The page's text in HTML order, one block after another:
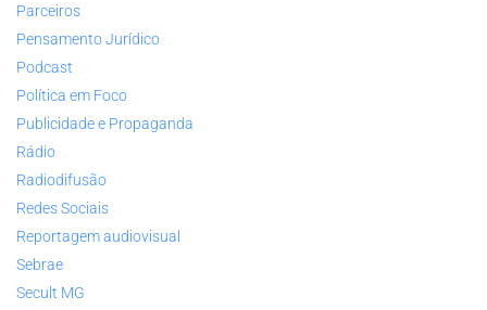
Parceiros
Pensamento Jurídico
Podcast
Política em Foco
Publicidade e Propaganda
Rádio
Radiodifusão
Redes Sociais
Reportagem audiovisual
Sebrae
Secult MG